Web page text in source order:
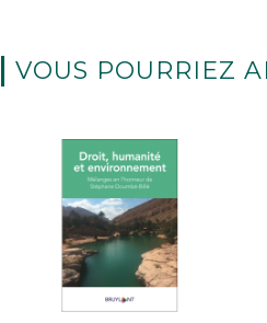
VOUS POURRIEZ